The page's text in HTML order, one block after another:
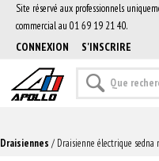
Site réservé aux professionnels
commercial au 01 69 19 21 40.
CONNEXION S'INSCRIRE
Draisiennes / Draisienne électrique sedna